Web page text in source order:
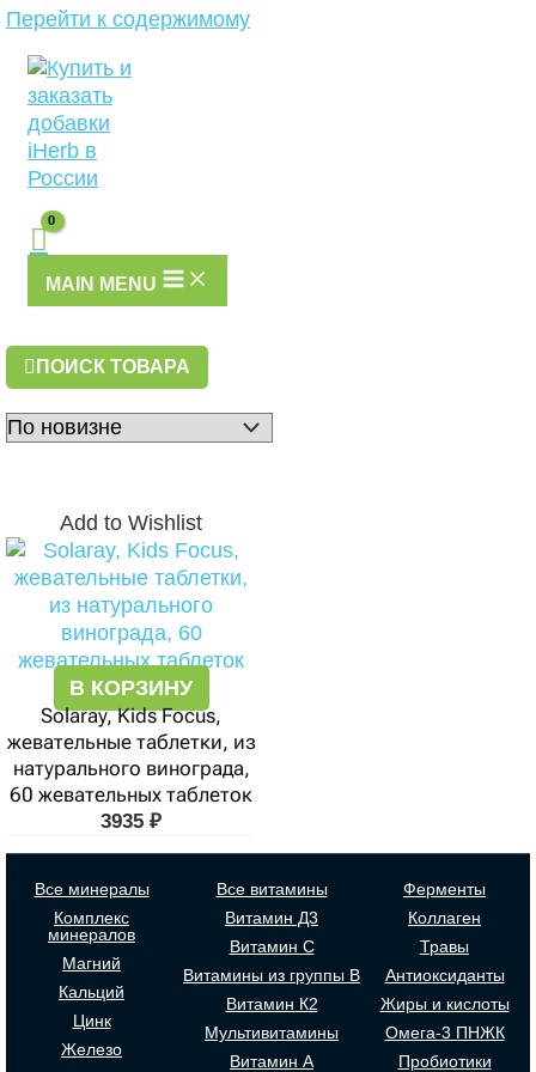
Перейти к содержимому
MAIN MENU
ПОИСК ТОВАРА
Add to Wishlist
В КОРЗИНУ
Solaray, Kids Focus,
жевательные таблетки, из
натурального винограда,
60 жевательных таблеток
3935 ₽
Все минералы
Комплекс
минералов
Магний
Кальций
Цинк
Железо
Все витамины
Витамин Д3
Витамин С
Витамины из группы В
Витамин К2
Мультивитамины
Витамин А
Ферменты
Коллаген
Травы
Антиоксиданты
Жиры и кислоты
Омега-3 ПНЖК
Пробиотики